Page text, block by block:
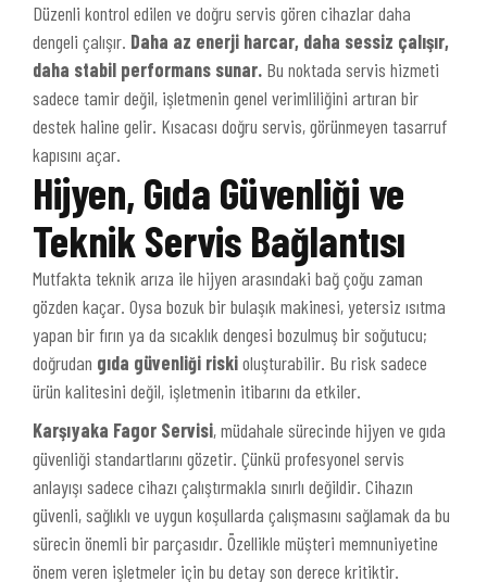
Düzenli kontrol edilen ve doğru servis gören cihazlar daha
dengeli çalışır. Daha az enerji harcar, daha sessiz çalışır,
daha stabil performans sunar. Bu noktada servis hizmeti
sadece tamir değil, işletmenin genel verimliliğini artıran bir
destek haline gelir. Kısacası doğru servis, görünmeyen tasarruf
kapısını açar.
Hijyen, Gıda Güvenliği ve
Teknik Servis Bağlantısı
Mutfakta teknik arıza ile hijyen arasındaki bağ çoğu zaman
gözden kaçar. Oysa bozuk bir bulaşık makinesi, yetersiz ısıtma
yapan bir fırın ya da sıcaklık dengesi bozulmuş bir soğutucu;
doğrudan gıda güvenliği riskioluşturabilir. Bu risk sadece
ürün kalitesini değil, işletmenin itibarını da etkiler.
Karşıyaka Fagor Servisi, müdahale sürecinde hijyen ve gıda
güvenliği standartlarını gözetir. Çünkü profesyonel servis
anlayışı sadece cihazı çalıştırmakla sınırlı değildir. Cihazın
güvenli, sağlıklı ve uygun koşullarda çalışmasını sağlamak da bu
sürecin önemli bir parçasıdır. Özellikle müşteri memnuniyetine
önem veren işletmeler için bu detay son derece kritiktir.